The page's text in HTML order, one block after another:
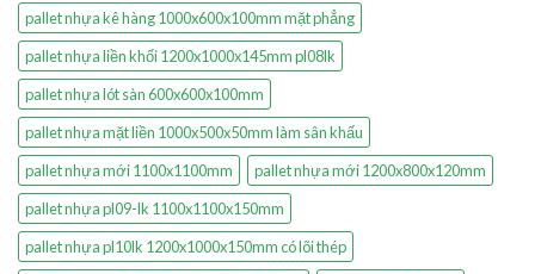
pallet nhựa kê hàng 1000x600x100mm mặt phẳng
pallet nhựa liền khối 1200x1000x145mm pl08lk
pallet nhựa lót sàn 600x600x100mm
pallet nhựa mặt liền 1000x500x50mm làm sân khấu
pallet nhựa mới 1100x1100mm
pallet nhựa mới 1200x800x120mm
pallet nhựa pl09-lk 1100x1100x150mm
pallet nhựa pl10lk 1200x1000x150mm có lõi thép